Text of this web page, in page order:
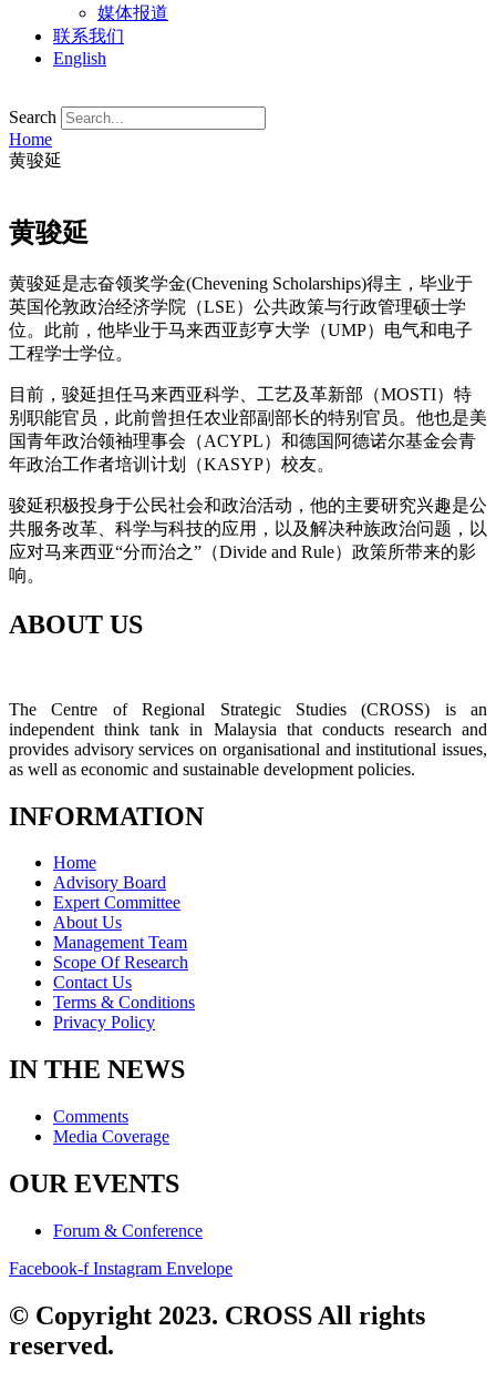
媒体报道
联系我们
English
Search
Home
黄骏延
黄骏延
黄骏延是志奋领奖学金(Chevening Scholarships)得主，毕业于
英国伦敦政治经济学院（LSE）公共政策与行政管理硕士学
位。此前，他毕业于马来西亚彭亨大学（UMP）电气和电子
工程学士学位。
目前，骏延担任马来西亚科学、工艺及革新部（MOSTI）特
别职能官员，此前曾担任农业部副部长的特别官员。他也是美
国青年政治领袖理事会（ACYPL）和德国阿德诺尔基金会青
年政治工作者培训计划（KASYP）校友。
骏延积极投身于公民社会和政治活动，他的主要研究兴趣是公
共服务改革、科学与科技的应用，以及解决种族政治问题，以
应对马来西亚“分而治之”（Divide and Rule）政策所带来的影
响。
ABOUT US
The Centre of Regional Strategic Studies (CROSS) is an
independent think tank in Malaysia that conducts research and
provides advisory services on organisational and institutional issues,
as well as economic and sustainable development policies.
INFORMATION
Home
Advisory Board
Expert Committee
About Us
Management Team
Scope Of Research
Contact Us
Terms & Conditions
Privacy Policy
IN THE NEWS
Comments
Media Coverage
OUR EVENTS
Forum & Conference
Facebook-f Instagram Envelope
© Copyright 2023. CROSS All rights
reserved.